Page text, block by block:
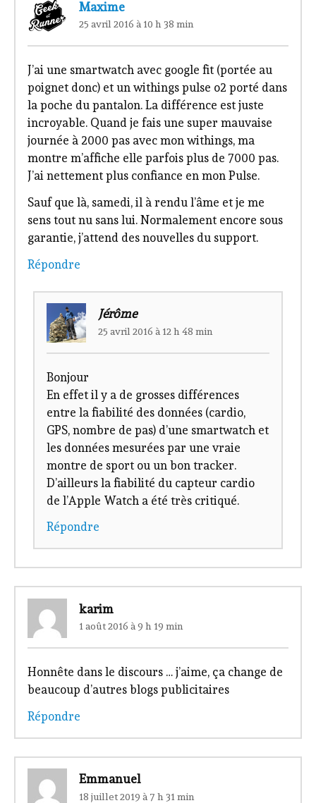
Maxime
25 avril 2016 à 10 h 38 min
J’ai une smartwatch avec google fit (portée au
poignet donc) et un withings pulse o2 porté dans
la poche du pantalon. La différence est juste
incroyable. Quand je fais une super mauvaise
journée à 2000 pas avec mon withings, ma
montre m’affiche elle parfois plus de 7000 pas.
J’ai nettement plus confiance en mon Pulse.
Sauf que là, samedi, il à rendu l’âme et je me
sens tout nu sans lui. Normalement encore sous
garantie, j’attend des nouvelles du support.
Répondre
Jérôme
25 avril 2016 à 12 h 48 min
Bonjour
En effet il y a de grosses différences
entre la fiabilité des données (cardio,
GPS, nombre de pas) d’une smartwatch et
les données mesurées par une vraie
montre de sport ou un bon tracker.
D’ailleurs la fiabilité du capteur cardio
de l’Apple Watch a été très critiqué.
Répondre
karim
1 août 2016 à 9 h 19 min
Honnête dans le discours … j’aime, ça change de
beaucoup d’autres blogs publicitaires
Répondre
Emmanuel
18 juillet 2019 à 7 h 31 min